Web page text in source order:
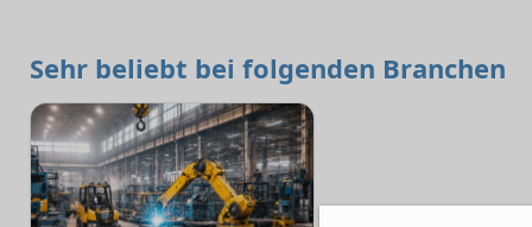
Sehr beliebt bei folgenden Branchen